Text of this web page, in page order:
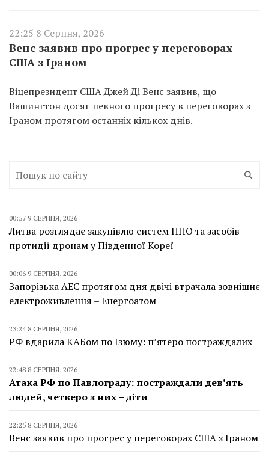
22:25 8 Серпня, 2026
Венс заявив про прогрес у переговорах
США з Іраном
Віцепрезидент США Джей Ді Венс заявив, що
Вашингтон досяг певного прогресу в переговорах з
Іраном протягом останніх кількох днів.
00:57 9 СЕРПНЯ, 2026
Литва розглядає закупівлю систем ППО та засобів
протидії дронам у Південної Кореї
00:06 9 СЕРПНЯ, 2026
Запорізька АЕС протягом дня двічі втрачала зовнішнє
електроживлення – Енергоатом
23:24 8 СЕРПНЯ, 2026
РФ вдарила КАБом по Ізюму: п’ятеро постраждалих
22:48 8 СЕРПНЯ, 2026
Атака РФ по Павлограду: постраждали дев’ять
людей, четверо з них – діти
22:25 8 СЕРПНЯ, 2026
Венс заявив про прогрес у переговорах США з Іраном